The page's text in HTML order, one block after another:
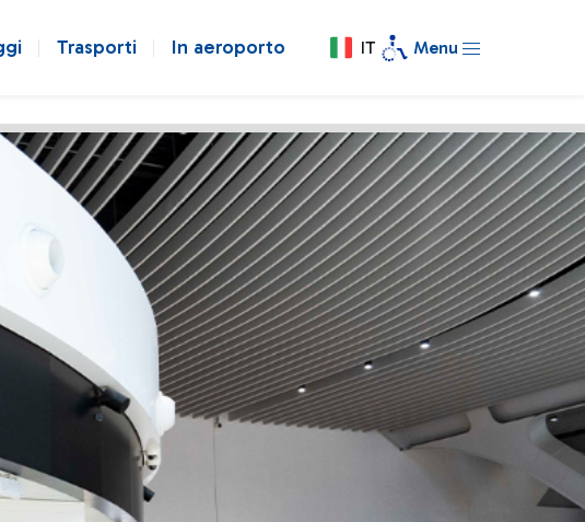
Trasporti In aeroporto IT Menu